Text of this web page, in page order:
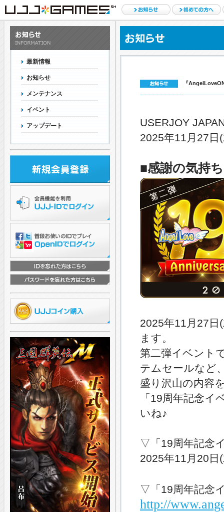
最新情報
お知らせ
メンテナンス
イベント
アップデート
『
USERJOY
2025年11月27
■感謝の気持
2025年11月27
ます。
第二弾イベント
テムセールなど
盛り沢山の内容
「19周年記念
いね♪
▽「19周年記念
2025年11月20
▽「19周年記念
http://